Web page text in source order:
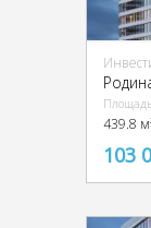
439.8
103